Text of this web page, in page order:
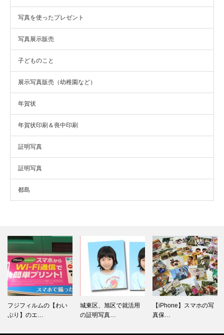
写真を使ったプレゼント
写真展示販売
子どものこと
展示写真販売（幼稚園など）
年賀状
年賀状印刷＆喪中印刷
証明写真
証明写真
都島
フジフィルムの【わい
ぷり】のエ…
城東区、旭区で就活用
の証明写真…
【iPhone】スマホの写
真保…